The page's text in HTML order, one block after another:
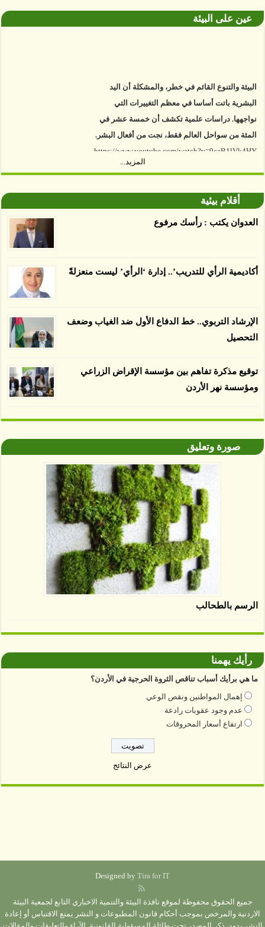
عين على البيئة
البيئة والتنوع القائم في خطر، والمشكلة أن اليد
البشرية باتت أساسا في معظم التغييرات التي
نواجهها. دراسات علمية تكشف أن خمسة عشر في
المئة من سواحل العالم فقط، نجت من أفعال البشر.
توصل العلماء إلى أن غابات زيت النخيل التي تم
الأرض غير المعتمدة، وذلك حسب دراسة كشفت
الغطاء عن أي ادعاءات تقول بأن الزيت يمكن ألا
صديقة للبيئة 38 في المئة من زراعتها منذ عام 2007،
المزيد...
أقلام بيئية
العدوان يكتب : رأسك مرفوع
أكاديمية الرأي للتدريب’.. إدارة ‘الرأي’ ليست منعزلةً
الإرشاد التربوي.. خط الدفاع الأول ضد الغياب وضعف
التحصيل
توقيع مذكرة تفاهم بين مؤسسة الإقراض الزراعي
ومؤسسة نهر الأردن
صورة وتعليق
الرسم بالطحالب
رأيك يهمنا
ما هي برأيك أسباب تناقص الثروة الحرجية في الأردن؟
إهمال المواطنين ونقص الوعي
عدم وجود عقوبات رادعة
ارتفاع أسعار المحروقات
عرض النتائج
Designed by Tira for IT
جميع الحقوق محفوظة لموقع نافذة البيئة والتنمية الاخباري التابع لجمعية البيئة
الاردنية والمرخص بموجب أحكام قانون المطبوعات و النشر يمنع الاقتباس أو إعادة